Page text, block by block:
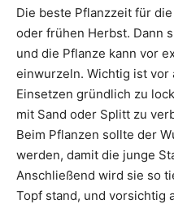
Die beste Pflanzzeit für
oder frühen Herbst. Dann
und die Pflanze kann vor
einwurzeln. Wichtig ist vor
Einsetzen gründlich zu
mit Sand oder Splitt zu
Beim Pflanzen sollte der
werden, damit die junge
Anschließend wird sie so
Topf stand, und vorsichtig